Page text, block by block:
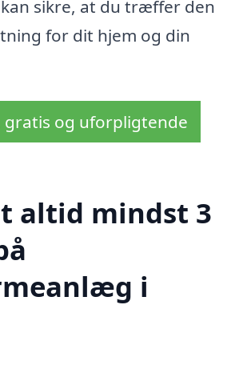
sikre, at du træffer den
for dit hjem og din
gratis og uforpligtende
altid mindst 3
i